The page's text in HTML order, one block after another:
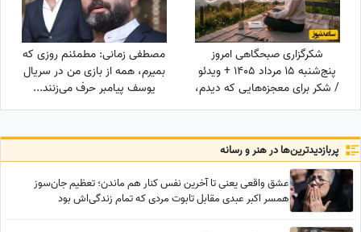
شکرگزاری صبحگاهی امروز
پنج‌شنبه 15 مرداد 1405 + ویدئو
/ شکر برای معجزه‌هایی که دیدم،
برای نعمت‌هایی که هنوز
همین حالا در مسیر رسیدن به
من هستند
مصطفی زمانی: مطمئنم روزی که
بمیرم، همه از بازی من در سریال
یوسف پیامبر حرف می‌زنند...
+ویدیو
پربازدید‌ترین‌ها در هنر و رسانه
عشق واقعی یعنی تا آخرین نفس کنار هم ماندن؛ تعظیم جان‌سوز
همسر اکبر عبدی مقابل تابوت مردی که تمام زندگی‌اش بود